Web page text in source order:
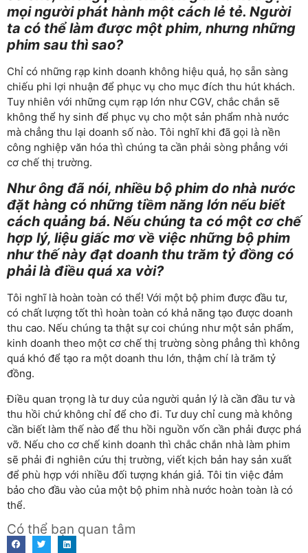
mọi người phát hành một cách lẻ tẻ. Người
ta có thể làm được một phim, nhưng những
phim sau thì sao?
Chỉ có những rạp kinh doanh không hiệu quả, họ sẵn sàng
chiếu phi lợi nhuận để phục vụ cho mục đích thu hút khách.
Tuy nhiên với những cụm rạp lớn như CGV, chắc chắn sẽ
không thể hy sinh để phục vụ cho một sản phẩm nhà nước
mà chẳng thu lại doanh số nào. Tôi nghĩ khi đã gọi là nền
công nghiệp văn hóa thì chúng ta cần phải sòng phẳng với
cơ chế thị trường.
Như ông đã nói, nhiều bộ phim do nhà nước
đặt hàng có những tiềm năng lớn nếu biết
cách quảng bá. Nếu chúng ta có một cơ chế
hợp lý, liệu giấc mơ về việc những bộ phim
như thế này đạt doanh thu trăm tỷ đồng có
phải là điều quá xa vời?
Tôi nghĩ là hoàn toàn có thể! Với một bộ phim được đầu tư,
có chất lượng tốt thì hoàn toàn có khả năng tạo được doanh
thu cao. Nếu chúng ta thật sự coi chúng như một sản phẩm,
kinh doanh theo một cơ chế thị trường sòng phẳng thì không
quá khó để tạo ra một doanh thu lớn, thậm chí là trăm tỷ
đồng.
Điều quan trọng là tư duy của người quản lý là cần đầu tư và
thu hồi chứ không chỉ để cho đi. Tư duy chỉ cung mà không
cần biết làm thế nào để thu hồi nguồn vốn cần phải được phá
vỡ. Nếu cho cơ chế kinh doanh thì chắc chắn nhà làm phim
sẽ phải đi nghiên cứu thị trường, viết kịch bản hay sản xuất
để phù hợp với nhiều đối tượng khán giả. Tôi tin việc đảm
bảo cho đầu vào của một bộ phim nhà nước hoàn toàn là có
thể.
Có thể bạn quan tâm